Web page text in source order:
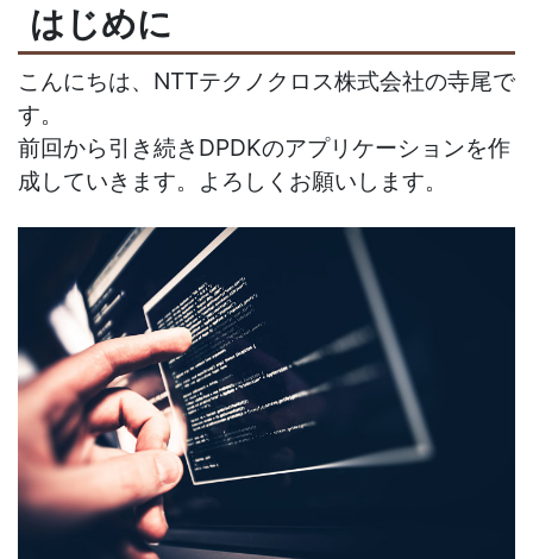
はじめに
こんにちは、NTTテクノクロス株式会社の寺尾で
す。
前回から引き続きDPDKのアプリケーションを作
成していきます。よろしくお願いします。